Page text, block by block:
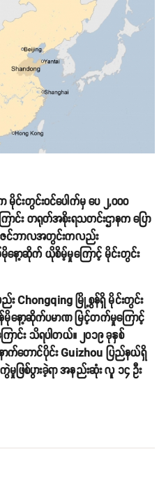
င်းတွင်းဝင်ပေါက်မှ ပေ ၂,၀၀၀
င်း တရုတ်အစိုးရသတင်းဌာနက ပြော
ဇင်ဘာလအတွင်းကလည်း
နော့ဆိုက် ယိုစိမ့်မှုကြောင့် မိုင်းတွင်း
မြို့စွန်ရှိ မိုင်းတွင်း
န်မိုနော့ဆိုက်ပမာဏ မြင့်တက်မှုကြောင့်
ောင်း သိရပါတယ်။ ၂၀၁၉ ခုနှစ်
တောင်ပိုင်း Guizhou ပြည်နယ်ရှိ
ဖြစ်ပွားခဲ့ရာ အနည်းဆုံး လူ ၁၄ ဦး